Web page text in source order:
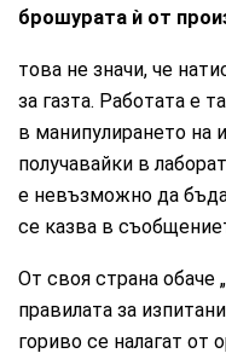
брошурата ѝ от
това не значи, че
за газта. Работата е
в манипулирането на
получавайки в
е невъзможно да
се казва в
От своя страна обаче
правилата за
гориво се налагат от